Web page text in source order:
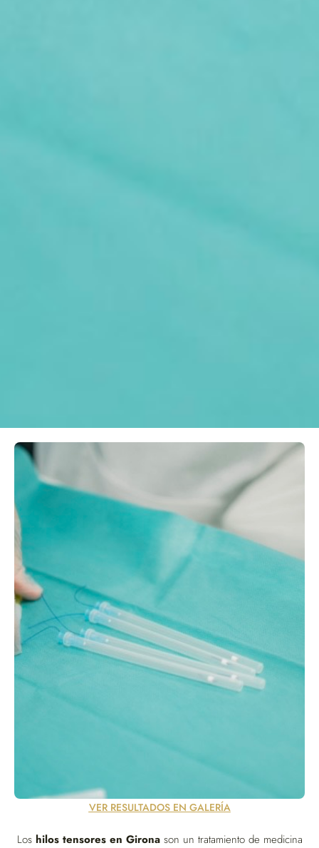
Los hilos tensores en Gironason un tratamiento de medicina
VER RESULTADOS EN GALERÍA